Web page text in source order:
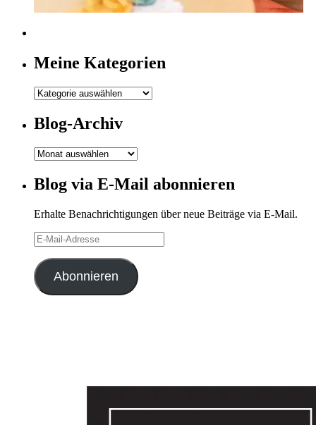
Meine Kategorien
Meine
Blog-Archiv
Blog-
Blog via E-Mail abonnieren
Erhalte Benachrichtigungen über neue Beiträge via E-Mail.
E-
Mail-
Adresse
Abonnieren